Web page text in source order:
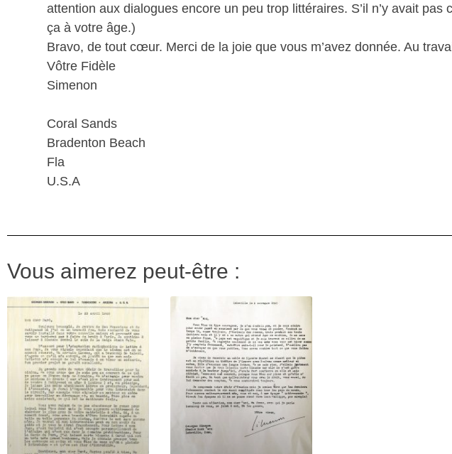
attention aux dialogues encore un peu trop littéraires. S’il n’y avait
ça à votre âge.)
Bravo, de tout cœur. Merci de la joie que vous m’avez donnée. Au
Vôtre Fidèle
Simenon
Coral Sands
Bradenton Beach
Fla
U.S.A
Vous aimerez peut-être :